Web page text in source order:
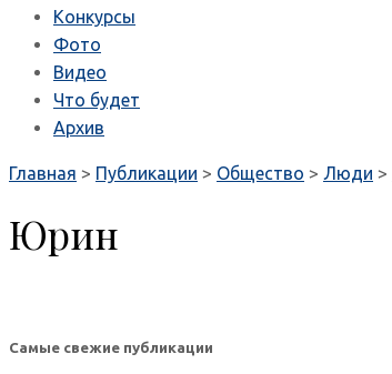
Конкурсы
Фото
Видео
Что будет
Архив
Главная > Публикации > Общество > Люди >
Юрин
Самые свежие публикации